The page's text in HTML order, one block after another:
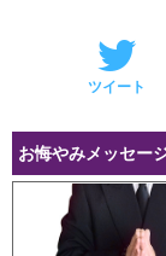
ツイート
お悔やみメッセー